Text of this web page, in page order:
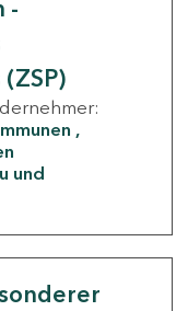
-
und